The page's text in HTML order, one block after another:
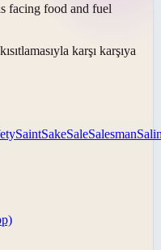
facing food and fuel
karşı karşıya
SaintSakeSaleSalesman